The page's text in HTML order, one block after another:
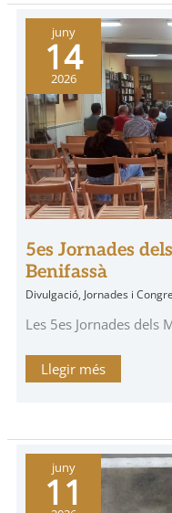
juny
14
2026
5es Jornades
Benifassà
Divulgació, Jornades i
Les 5es Jornades dels
5es
Jornades
dels
Maquis
en
La
Pobla
de
Benifassà
Llegir més
juny
11
José
Sampedro
Ramos,